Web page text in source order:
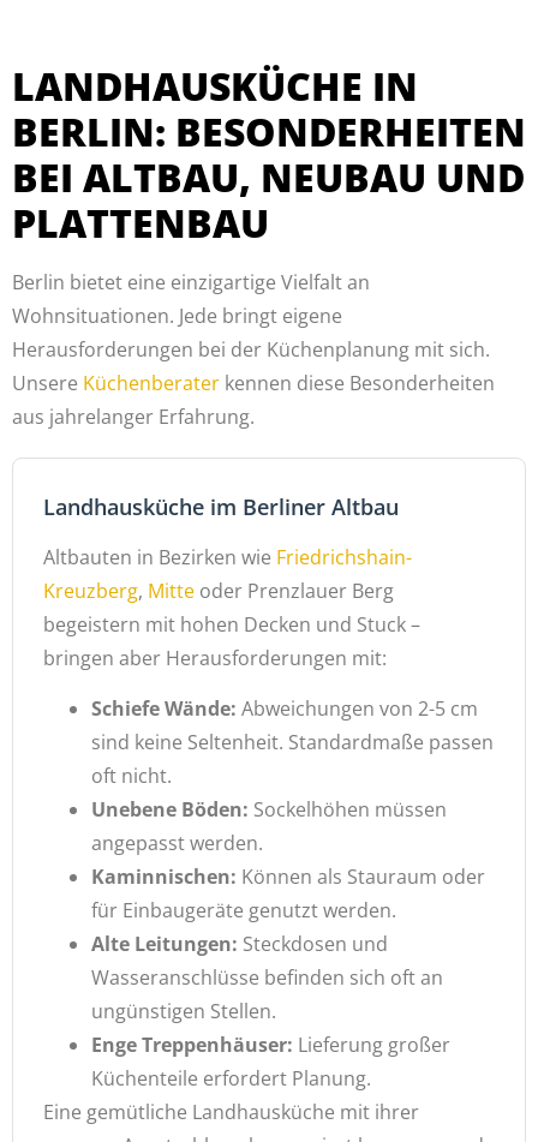
LANDHAUSKÜCHE IN
BERLIN: BESONDERHEITEN
BEI ALTBAU, NEUBAU UND
PLATTENBAU
Berlin bietet eine einzigartige Vielfalt an
Wohnsituationen. Jede bringt eigene
Herausforderungen bei der Küchenplanung mit sich.
Unsere Küchenberater kennen diese Besonderheiten
aus jahrelanger Erfahrung.
Landhausküche im Berliner Altbau
Altbauten in Bezirken wie Friedrichshain-
Kreuzberg, Mitte oder Prenzlauer Berg
begeistern mit hohen Decken und Stuck –
bringen aber Herausforderungen mit:
Schiefe Wände: Abweichungen von 2-5 cm
sind keine Seltenheit. Standardmaße passen
oft nicht.
Unebene Böden: Sockelhöhen müssen
angepasst werden.
Kaminnischen: Können als Stauraum oder
für Einbaugeräte genutzt werden.
Alte Leitungen: Steckdosen und
Wasseranschlüsse befinden sich oft an
ungünstigen Stellen.
Enge Treppenhäuser: Lieferung großer
Küchenteile erfordert Planung.
Eine gemütliche Landhausküche mit ihrer